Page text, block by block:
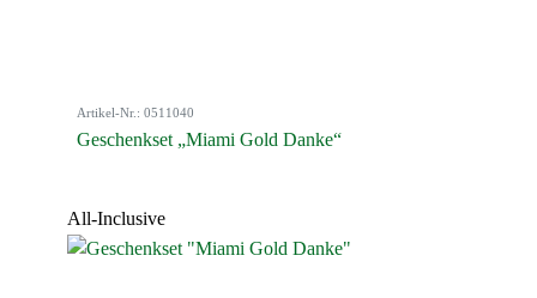
Artikel-Nr.: 0511040
Geschenkset „Miami Gold Danke“
All-Inclusive